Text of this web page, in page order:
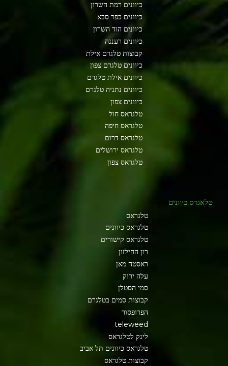
כיוונים רמת השרון
כיוונים כפר סבא
כיוונים הוד השרון
כיוונים רעננה
קבוצות טלגרם אילת
כיוונים טלגרם צפון
כיוונים אילת טלגרם
כיוונים נתניה טלגרם
כיוונים צפון
טלגראס חול
טלגראס חיפה
טלגראס דרום
טלגראס ירושלים
טלגראס צפון
טלאגרס כיוונים
טלגראס
טלגראס כיוונים
טלגראס קישורים
רון החילזון
ראסטה מאן
עלה ירוק
סמי הסטלן
קבוצות סמים בטלגרם
הפרופסור
teleweed
לינק לטלגראס
טלגראס כיוונים תל אביב
קבוצות טלגראס